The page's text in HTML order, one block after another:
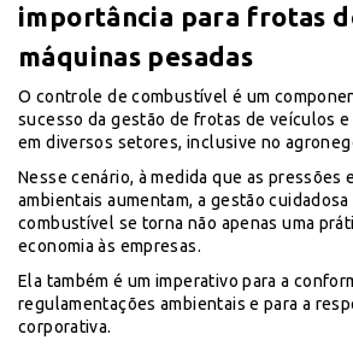
importância para frotas
máquinas pesadas
O controle de combustível é um
sucesso da gestão de frotas de veículos e
em diversos setores, inclusive no
Nesse cenário, à medida que as pressões
ambientais aumentam, a gestão
combustível se torna não apenas uma
economia às empresas.
Ela também é um imperativo para a
regulamentações ambientais e para a
corporativa.